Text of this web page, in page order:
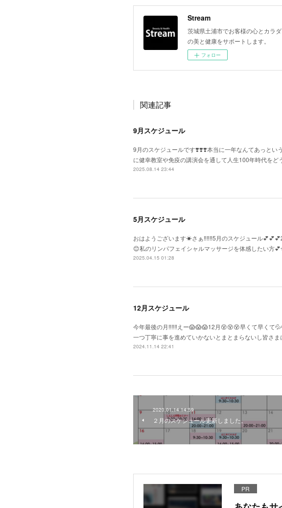
Stream
茨城県土浦市でお客様の心とカラ
の美と健康をサポートします。
フォロー
関連記事
9月スケジュール
9月のスケジュールです❣️❣️❣️本当に一年なんてあっと
に健幸教室や免疫の講演会を通して人生100年時代を
2025.08.14 23:44
5月スケジュール
おはようございます☀さぁ‼️‼️‼️5月のスケジュール
😊私のリンパフェイシャルマッサージを体感したい方
2025.04.15 01:28
12月スケジュール
今年最後の月‼️‼️‼️えー😱😱😱12月😵😵😵早くて早くて
一つ丁寧に事を進めていかないとまとまらないし皆さ
2024.11.14 22:41
2020.01.14 14:59
２月のスケジュール更新しました。
PR